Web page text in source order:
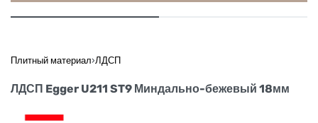
Плитный материал›ЛДСП
ЛДСП Egger U211 ST9 Миндально-бежевый 18мм